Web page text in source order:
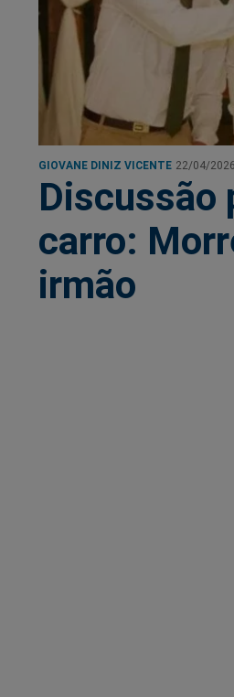
GIOVANE DINIZ VICENTE 22/04/2026
Discussão
carro:
irmão